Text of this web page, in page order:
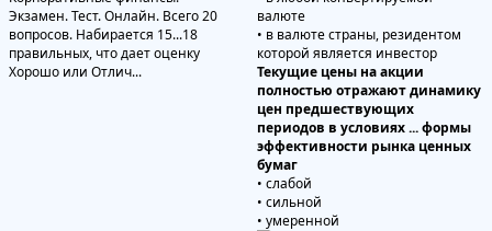
валюте
• в валюте страны, резидентом
которой является инвестор
Текущие цены на акции
полностью отражают динамику
цен предшествующих
периодов в условиях ... формы
эффективности рынка ценных
бумаг
• слабой
• сильной
• умеренной